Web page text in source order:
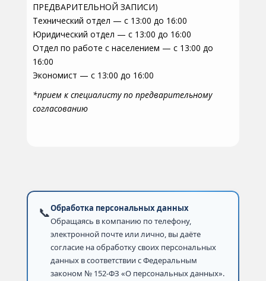
ПРЕДВАРИТЕЛЬНОЙ ЗАПИСИ)
Технический отдел — с 13:00 до 16:00
Юридический отдел — с 13:00 до 16:00
Отдел по работе с населением — с 13:00 до
16:00
Экономист — с 13:00 до 16:00
*прием к специалисту по предварительному
согласованию
📞Обработка персональных данных
Обращаясь в компанию по телефону,
электронной почте или лично, вы даёте
согласие на обработку своих персональных
данных в соответствии с Федеральным
законом № 152-ФЗ «О персональных данных».